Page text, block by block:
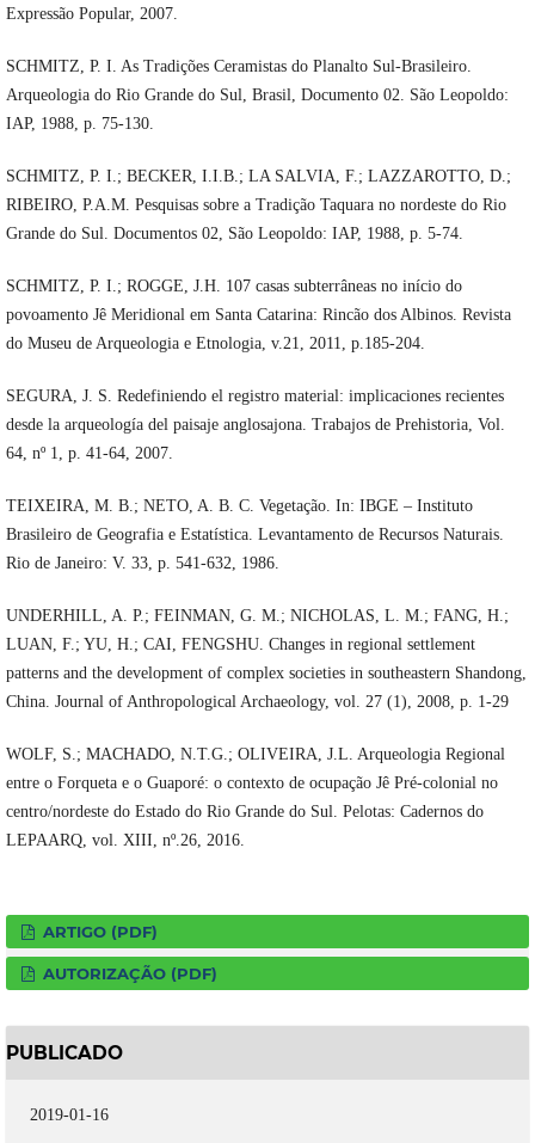
Expressão Popular, 2007.
SCHMITZ, P. I. As Tradições Ceramistas do Planalto Sul-Brasileiro.
Arqueologia do Rio Grande do Sul, Brasil, Documento 02. São Leopoldo:
IAP, 1988, p. 75-130.
SCHMITZ, P. I.; BECKER, I.I.B.; LA SALVIA, F.; LAZZAROTTO, D.;
RIBEIRO, P.A.M. Pesquisas sobre a Tradição Taquara no nordeste do Rio
Grande do Sul. Documentos 02, São Leopoldo: IAP, 1988, p. 5-74.
SCHMITZ, P. I.; ROGGE, J.H. 107 casas subterrâneas no início do
povoamento Jê Meridional em Santa Catarina: Rincão dos Albinos. Revista
do Museu de Arqueologia e Etnologia, v.21, 2011, p.185-204.
SEGURA, J. S. Redefiniendo el registro material: implicaciones recientes
desde la arqueología del paisaje anglosajona. Trabajos de Prehistoria, Vol.
64, nº 1, p. 41-64, 2007.
TEIXEIRA, M. B.; NETO, A. B. C. Vegetação. In: IBGE – Instituto
Brasileiro de Geografia e Estatística. Levantamento de Recursos Naturais.
Rio de Janeiro: V. 33, p. 541-632, 1986.
UNDERHILL, A. P.; FEINMAN, G. M.; NICHOLAS, L. M.; FANG, H.;
LUAN, F.; YU, H.; CAI, FENGSHU. Changes in regional settlement
patterns and the development of complex societies in southeastern Shandong,
China. Journal of Anthropological Archaeology, vol. 27 (1), 2008, p. 1-29
WOLF, S.; MACHADO, N.T.G.; OLIVEIRA, J.L. Arqueologia Regional
entre o Forqueta e o Guaporé: o contexto de ocupação Jê Pré-colonial no
centro/nordeste do Estado do Rio Grande do Sul. Pelotas: Cadernos do
LEPAARQ, vol. XIII, nº.26, 2016.
ARTIGO (PDF)
AUTORIZAÇÃO (PDF)
PUBLICADO
2019-01-16